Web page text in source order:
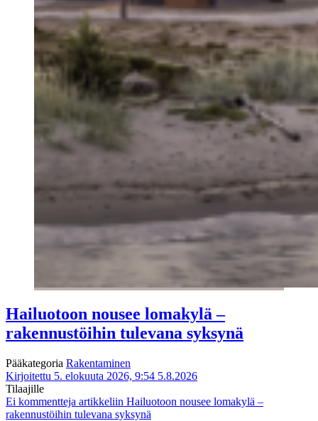
Hailuotoon nousee lomakylä –
rakennustöihin tulevana syksynä
Pääkategoria Rakentaminen
Kirjoitettu 5. elokuuta 2026, 9:54 5.8.2026
Tilaajille
Ei kommentteja artikkeliin Hailuotoon nousee lomakylä –
rakennustöihin tulevana syksynä